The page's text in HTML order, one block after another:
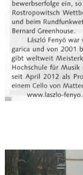
als erste Frau
als
„malen“….. fast
Lilith in der
Nachtgespenst“,
Lilith in der Bibel
auf Schakale
Gefährten rufen
ihre Behausung
Juden- und
wertgeschätzt,
Tonträger: